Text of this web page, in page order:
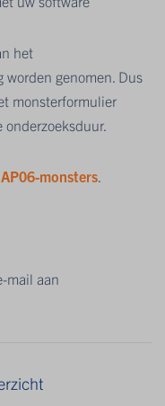
het
genomen. Dus
monsterformulier
AP06-monsters
mail aan